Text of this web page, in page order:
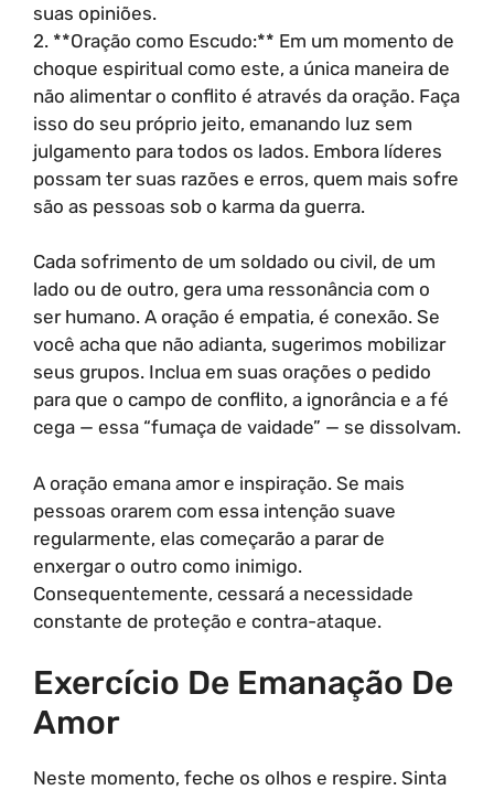
suas opiniões.
2. **Oração como Escudo:** Em um momento de
choque espiritual como este, a única maneira de
não alimentar o conflito é através da oração. Faça
isso do seu próprio jeito, emanando luz sem
julgamento para todos os lados. Embora líderes
possam ter suas razões e erros, quem mais sofre
são as pessoas sob o karma da guerra.
Cada sofrimento de um soldado ou civil, de um
lado ou de outro, gera uma ressonância com o
ser humano. A oração é empatia, é conexão. Se
você acha que não adianta, sugerimos mobilizar
seus grupos. Inclua em suas orações o pedido
para que o campo de conflito, a ignorância e a fé
cega — essa “fumaça de vaidade” — se dissolvam.
A oração emana amor e inspiração. Se mais
pessoas orarem com essa intenção suave
regularmente, elas começarão a parar de
enxergar o outro como inimigo.
Consequentemente, cessará a necessidade
constante de proteção e contra-ataque.
Exercício De Emanação De
Amor
Neste momento, feche os olhos e respire. Sinta